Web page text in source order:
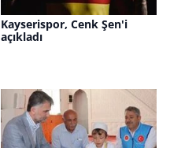
Kayserispor, Cenk Şen'i
açıkladı